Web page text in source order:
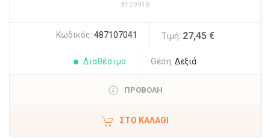
#129918
Κωδικός: 487107041 Τιμή: 27,45 €
Διαθέσιμο Θέση: Δεξιά
ΠΡΟΒΟΛΗ
ΣΤΟ ΚΑΛΆΘΙ